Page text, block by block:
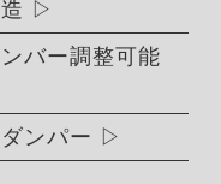
バー調整可能
ンパー